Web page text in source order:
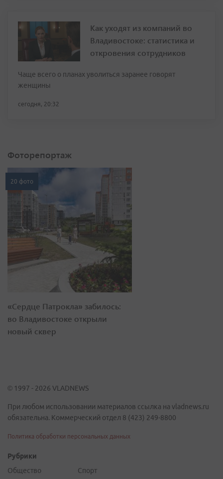
Как уходят из компаний во
Владивостоке: статистика и
откровения сотрудников
Чаще всего о планах уволиться заранее говорят
женщины
сегодня, 20:32
Фоторепортаж
20 фото
«Сердце Патрокла» забилось:
во Владивостоке открыли
новый сквер
© 1997 - 2026 VLADNEWS
При любом использовании материалов ссылка на vladnews.ru
обязательна. Коммерческий отдел 8 (423) 249-8800
Политика обработки персональных данных
Рубрики
Общество
Спорт